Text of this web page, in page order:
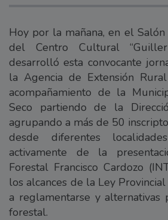
Hoy por la mañana, en el
del Centro Cultural
desarrolló esta convocante
la Agencia de Extensión
acompañamiento de la
Seco partiendo de la
agrupando a más de 50
desde diferentes
activamente de la
Forestal Francisco Cardozo
los alcances de la Ley
a reglamentarse y alternativas
forestal.